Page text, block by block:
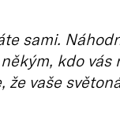
sami.
kdo
že vaše